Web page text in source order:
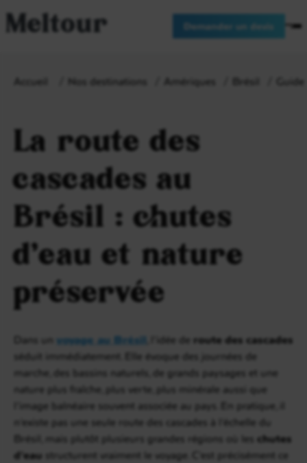
Meltour Demander un devis
Accueil Nos destinations Amériques Brésil
La route des
cascades au
Brésil : chutes
d’eau et nature
préservée
Dans un voyage au Brésil , l’idée de route des cascades
séduit immédiatement. Elle évoque des journées de
marche, des bassins naturels, de grands paysages et une
nature plus fraîche, plus verte, plus minérale aussi que
l’image balnéaire souvent associée au pays. En pratique, il
n’existe pas une seule route des cascades à l’échelle du
Brésil, mais plutôt plusieurs grandes régions où les chutes
d’eau structurent vraiment le voyage. C’est précisément ce